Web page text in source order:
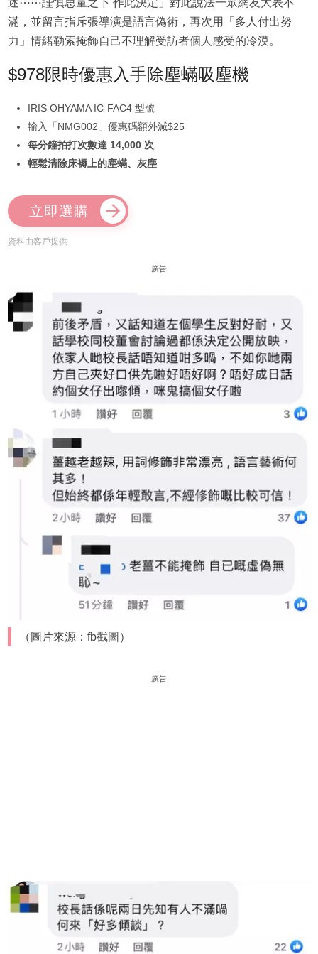
滿，並留言指斥張導演是語言偽術，再次用「多人付出努
力」情緒勒索掩飾自己不理解受訪者個人感受的冷漠。
$978限時優惠入手除塵蟎吸塵機
IRIS OHYAMA IC-FAC4 型號
輸入「NMG002」優惠碼額外減$25
每分鐘拍打次數達 14,000 次
輕鬆清除床褥上的塵蟎、灰塵
立即選購
資料由客戶提供
廣告
（圖片來源：fb截圖）
廣告